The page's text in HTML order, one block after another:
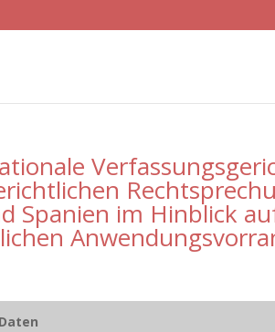
Spanien im Hinblick